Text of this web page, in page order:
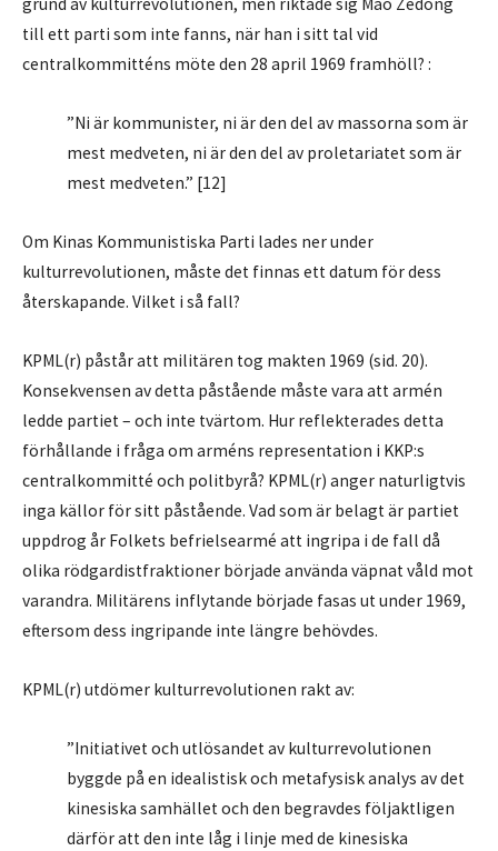
grund av kulturrevolutionen, men riktade sig Mao Zedong
till ett parti som inte fanns, när han i sitt tal vid
centralkommitténs möte den 28 april 1969 framhöll? :
”Ni är kommunister, ni är den del av massorna som är
mest medveten, ni är den del av proletariatet som är
mest medveten.” [12]
Om Kinas Kommunistiska Parti lades ner under
kulturrevolutionen, måste det finnas ett datum för dess
återskapande. Vilket i så fall?
KPML(r) påstår att militären tog makten 1969 (sid. 20).
Konsekvensen av detta påstående måste vara att armén
ledde partiet – och inte tvärtom. Hur reflekterades detta
förhållande i fråga om arméns representation i KKP:s
centralkommitté och politbyrå? KPML(r) anger naturligtvis
inga källor för sitt påstående. Vad som är belagt är partiet
uppdrog år Folkets befrielsearmé att ingripa i de fall då
olika rödgardistfraktioner började använda väpnat våld mot
varandra. Militärens inflytande började fasas ut under 1969,
eftersom dess ingripande inte längre behövdes.
KPML(r) utdömer kulturrevolutionen rakt av:
”Initiativet och utlösandet av kulturrevolutionen
byggde på en idealistisk och metafysisk analys av det
kinesiska samhället och den begravdes följaktligen
därför att den inte låg i linje med de kinesiska